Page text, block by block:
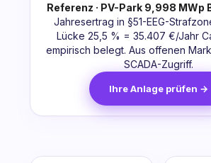
Referenz · PV-Park 9,998 MWp
Jahresertrag in §51-EEG-
Lücke 25,5 % = 35.407 €/Jahr
empirisch belegt. Aus offenen
SCADA-Zugriff.
Ihre Anlage prüfen →